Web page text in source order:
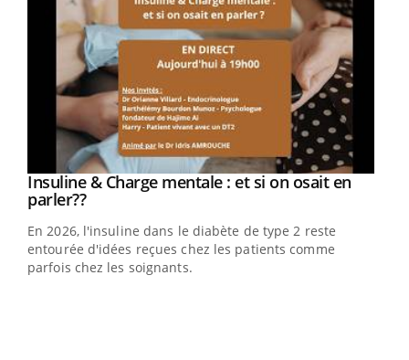
Youtube
Insuline & Charge mentale : et si on osait en
parler??Youtube
En 2026, l'insuline dans le diabète de type 2 reste
entourée d'idées reçues chez les patients comme
parfois chez les soignants.